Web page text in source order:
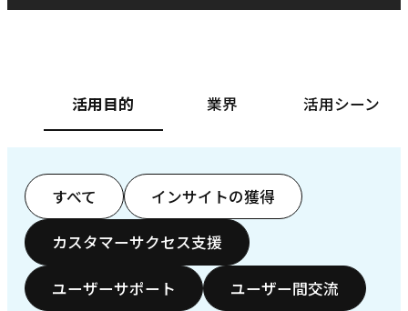
活用目的 業界 活用シーン
すべて インサイトの獲得
カスタマーサクセス支援
ユーザーサポート ユーザー間交流